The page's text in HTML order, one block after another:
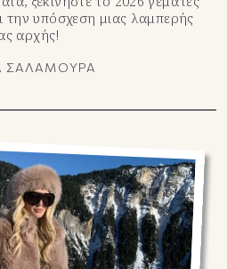
την υπόσχεση μιας λαμπερής
αρχής!
ΣΑΛΑΜΟΥΡΑ